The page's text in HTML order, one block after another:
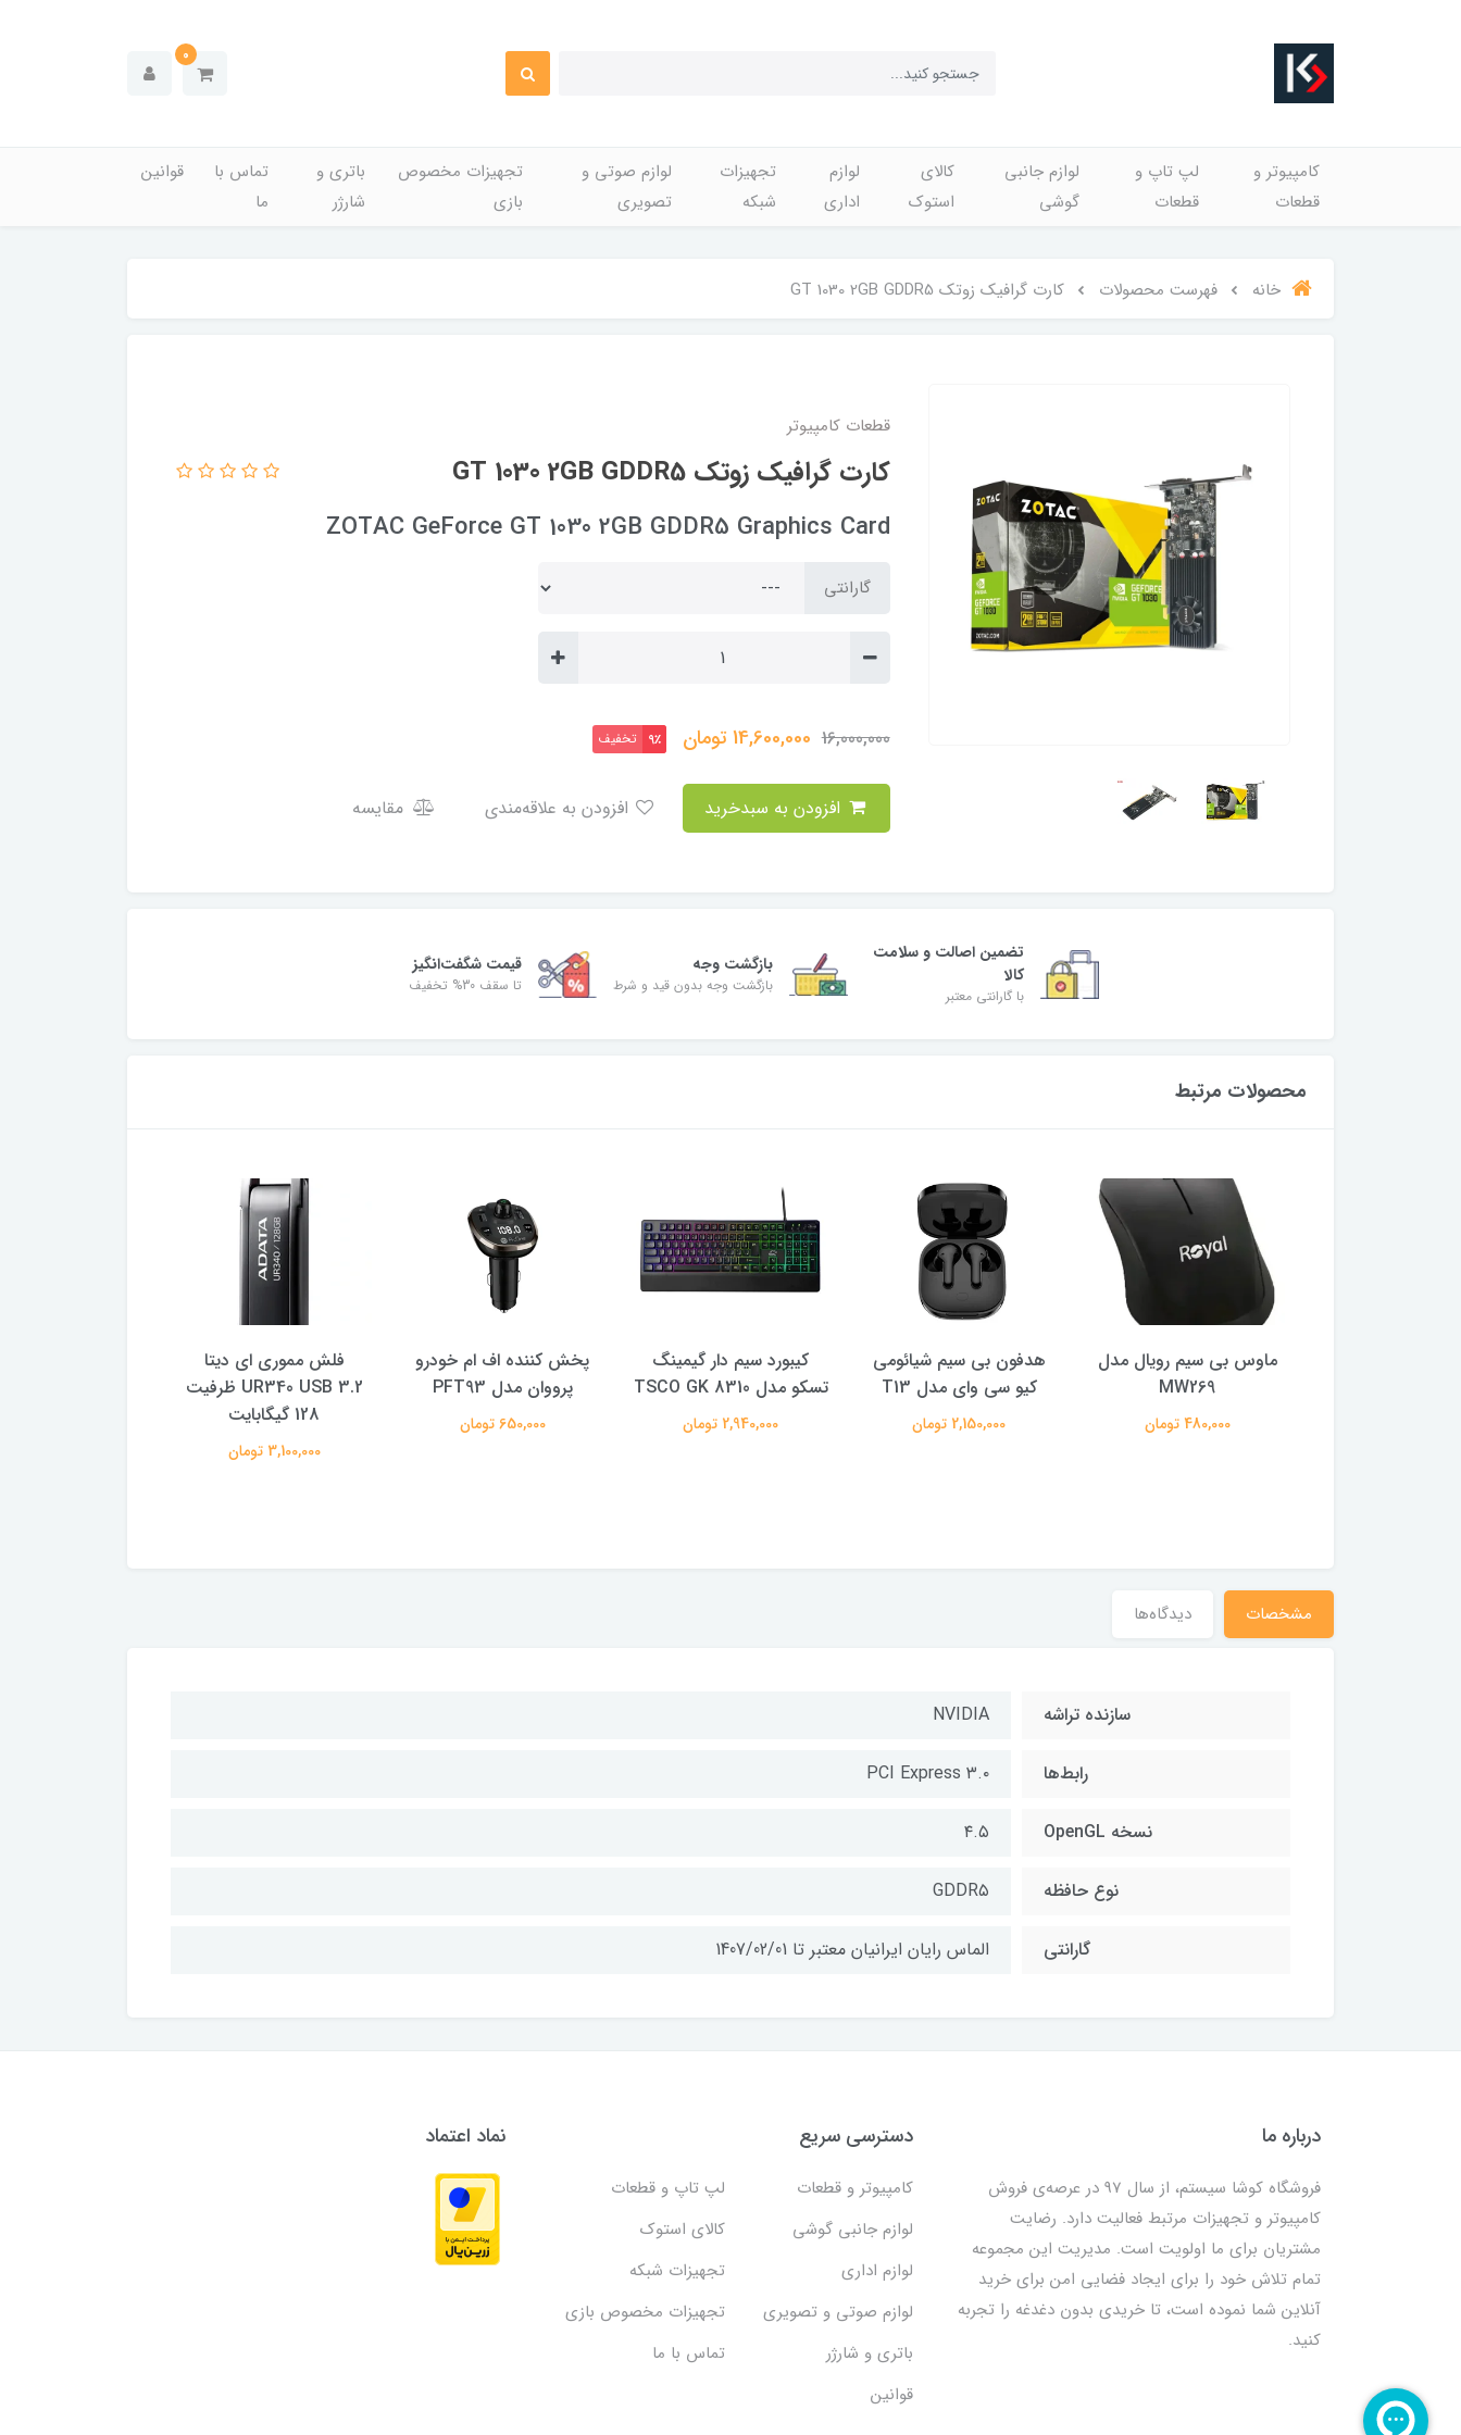
0
کامپیوتر و
قطعات
لپ تاپ و
قطعات
لوازم جانبی
گوشی
کالای
استوک
لوازم
اداری
تجهیزات
شبکه
لوازم صوتی و
تصویری
تجهیزات مخصوص
بازی
باتری و
شارژر
تماس با
ما
قوانین
خانه فهرست محصولات کارت گرافیک زوتک GT 1030 2GB GDDR5
قطعات کامپیوتر
کارت گرافیک زوتک GT 1030 2GB GDDR5
ZOTAC GeForce GT 1030 2GB GDDR5 Graphics Card
گارانتی
16,000,000
14,600,000تومان 9٪ تخفیف
مقایسه
تضمین اصالت و سلامت
کالا
با گارانتی معتبر
بازگشت وجه
بازگشت وجه بدون قید و شرط
قیمت شگفت‌انگیز
تا سقف 30% تخفیف
محصولات مرتبط
ماوس بی سیم رویال مدل
MW269
480,000 تومان
هدفون بی سیم شیائومی
کیو سی وای مدل T13
2,150,000 تومان
کیبورد سیم دار گیمینگ
تسکو مدل TSCO GK 8310
2,940,000 تومان
پخش کننده اف ام خودرو
پرووان مدل PFT93
650,000 تومان
فلش مموری ای دیتا
UR340 USB 3.2 ظرفیت
128 گیگابایت
3,100,000 تومان
مشخصات دیدگاه‌ها
سازنده تراشه NVIDIA
رابط‌ها PCI Express ۳.۰
نسخه OpenGL ۴.۵
نوع حافظه GDDR۵
گارانتی الماس رایان ایرانیان معتبر تا 1407/02/01
درباره ما
فروشگاه کوشا سیستم، از سال 97 در عرصه‌ی فروش
کامپیوتر و تجهیزات مرتبط فعالیت دارد. رضایت
مشتریان برای ما اولویت است. مدیریت این مجموعه
تمام تلاش خود را برای ایجاد فضایی امن برای خرید
آنلاین شما نموده است، تا خریدی بدون دغدغه را تجربه
کنید.
دسترسی سریع
کامپیوتر و قطعات
لپ تاپ و قطعات
لوازم جانبی گوشی
کالای استوک
لوازم اداری
تجهیزات شبکه
لوازم صوتی و تصویری
تجهیزات مخصوص بازی
باتری و شارژر
تماس با ما
قوانین
نماد اعتماد